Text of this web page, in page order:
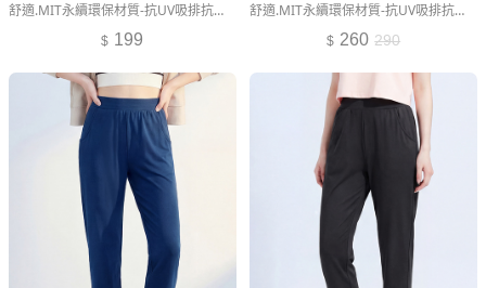
舒適.MIT永續環保材質-抗UV吸排抗菌polo衫
199
舒適.MIT永續環保材質-抗UV吸排抗菌長袖polo衫
260 290